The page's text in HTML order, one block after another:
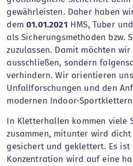
gewährleisten. Daher haben
dem01.01.2021 HMS, Tuber
als​ Sicherungsmethoden bzw.
zuzulassen. Damit möchten
ausschließen, sondern
verhindern. Wir orientieren
Unfallforschungen und den
modernen Indoor-
In Kletterhallen kommen viele
zusammen, mitunter wird
gesichert und geklettert. Es
Konzentration wird auf eine